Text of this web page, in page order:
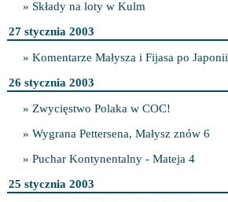
» Składy na loty w Kulm
27 stycznia 2003
» Komentarze Małysza i Fijasa po Japonii
26 stycznia 2003
» Zwycięstwo Polaka w COC!
» Wygrana Pettersena, Małysz znów 6
» Puchar Kontynentalny - Mateja 4
25 stycznia 2003